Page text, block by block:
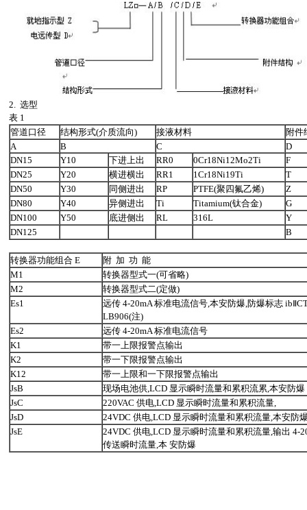
2. 选型
表 1
管道口径
结构形式(介质流向) 接液材料
附件
A
B C
D
DN15
Y10 下进上出 RR0 0Cr18Ni12Mo2Ti
F
DN25
Y20 横进横出 RR1 1Cr18Ni19Ti
T
DN50
Y30 同侧进出 RP PTFE(聚四氟乙烯)
Z
DN80
Y40 异侧进出 Ti Titamium(钛合金)
G
DN100
Y50 底进侧出 RL 316L
Y
DN125
B
转换器功能组合 E
附 加 功 能
M1
转换器型式一(可省略)
M2
转换器型式二(定做)
Es1
远传 4-20mA 标准电流信号,本安防爆,防爆标志
LB906(注)
Es2
远传 4-20mA 标准电流信号
K1
带一上限报警点输出
K2
带一下限报警点输出
K12
带一上限和一下限报警点输出
JsB
现场电池供,LCD 显示瞬时流量和累积流累,本安防爆
JsC
220VAC 供电,LCD 显示瞬时流量和累积流量,
JsD
24VDC 供电,LCD 显示瞬时流量和累积流量,本安防
JsE
24VDC 供电,LCD 显示瞬时流量和累积流量,输出 4-
传送瞬时流量,本 安防爆